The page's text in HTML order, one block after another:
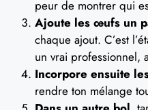
peur de montrer qui
Ajoute les œufs un
chaque ajout. C’est
un vrai professionnel,
Incorpore ensuite
rendre ton mélange